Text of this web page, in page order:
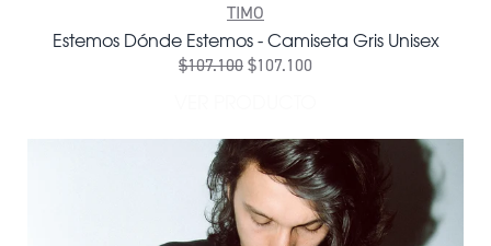
TIMO
Estemos Dónde Estemos - Camiseta Gris Unisex
$107.100$107.100